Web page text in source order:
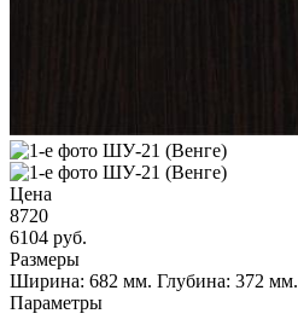
Цена
8720
6104 руб.
Размеры
Ширина: 682 мм. Глубина: 372 мм.
Параметры